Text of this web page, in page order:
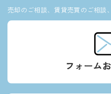
売却のご相談、賃貸売買のご相談